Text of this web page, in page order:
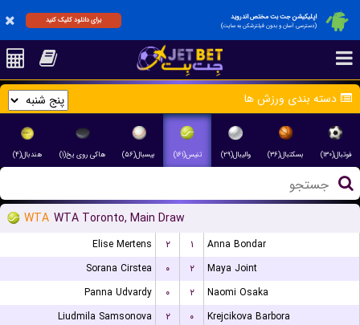
اپلیکیشن جت بت مختص اندروید
(دسترسی آسان و بدون فیلترشکن به سایت)
برای دانلود کلیک کنید
دسته بندی ورزش ها
فوتبال(۱۳۰) بسکتبال(۳۶) والیبال(۲۹) تنیس(۱۶۱) بیسبال(۵۶) هاکی روی یخ(۱) هندبال(۴)
WTA WTA Toronto, Main Draw
Elise Mertens ۲ ۱
Anna Bondar
Sorana Cirstea
۰ ۲
Maya Joint
Panna Udvardy
۰ ۲
Naomi Osaka
Liudmila Samsonova
۲ ۰
Krejcikova Barbora